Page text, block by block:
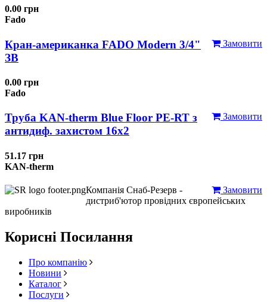
0.00 грн
Fado
Замовити
Кран-американка FADO Modern 3/4"
ЗВ
0.00 грн
Fado
Замовити
Труба KAN-therm Blue Floor PE-RT з
антидиф. захистом 16х2
51.17 грн
KAN-therm
Замовити
Компанія Снаб-Резерв -
дистриб'ютор провідних європейських
виробників
Корисні Посилання
Про компанію
Новини
Каталог
Послуги